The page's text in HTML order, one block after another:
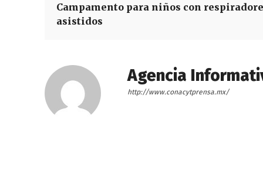
Campamento para niños con
asistidos
Agencia
http://www.conacytprensa.mx/